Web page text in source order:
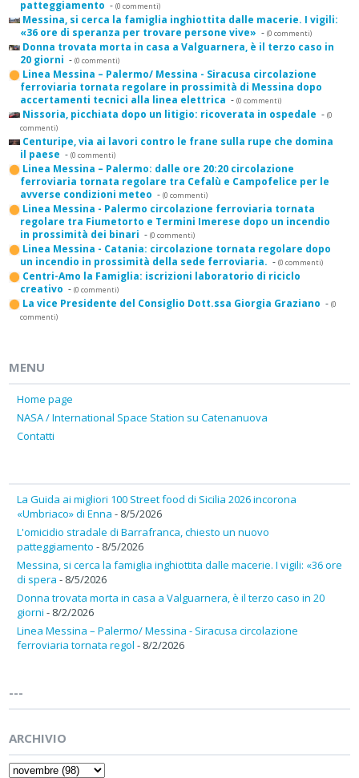
patteggiamento - (0 commenti)
Messina, si cerca la famiglia inghiottita dalle macerie. I vigili:
«36 ore di speranza per trovare persone vive» - (0 commenti)
Donna trovata morta in casa a Valguarnera, è il terzo caso in
20 giorni - (0 commenti)
Linea Messina – Palermo/ Messina - Siracusa circolazione
ferroviaria tornata regolare in prossimità di Messina dopo
accertamenti tecnici alla linea elettrica - (0 commenti)
Nissoria, picchiata dopo un litigio: ricoverata in ospedale - (0
commenti)
Centuripe, via ai lavori contro le frane sulla rupe che domina
il paese - (0 commenti)
Linea Messina – Palermo: dalle ore 20:20 circolazione
ferroviaria tornata regolare tra Cefalù e Campofelice per le
avverse condizioni meteo - (0 commenti)
Linea Messina - Palermo circolazione ferroviaria tornata
regolare tra Fiumetorto e Termini Imerese dopo un incendio
in prossimità dei binari - (0 commenti)
Linea Messina - Catania: circolazione tornata regolare dopo
un incendio in prossimità della sede ferroviaria. - (0 commenti)
Centri-Amo la Famiglia: iscrizioni laboratorio di riciclo
creativo - (0 commenti)
La vice Presidente del Consiglio Dott.ssa Giorgia Graziano - (0
commenti)
MENU
Home page
NASA / International Space Station su Catenanuova
Contatti
La Guida ai migliori 100 Street food di Sicilia 2026 incorona
«Umbriaco» di Enna - 8/5/2026
L'omicidio stradale di Barrafranca, chiesto un nuovo
patteggiamento - 8/5/2026
Messina, si cerca la famiglia inghiottita dalle macerie. I vigili: «36 ore
di spera - 8/5/2026
Donna trovata morta in casa a Valguarnera, è il terzo caso in 20
giorni - 8/2/2026
Linea Messina – Palermo/ Messina - Siracusa circolazione
ferroviaria tornata regol - 8/2/2026
---
ARCHIVIO